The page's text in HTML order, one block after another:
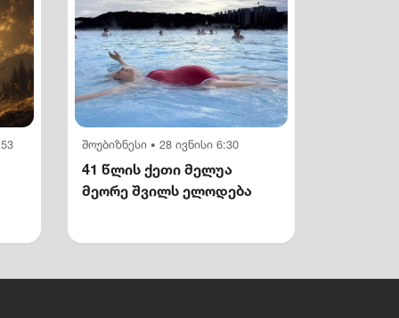
შოუბიზნესი • 28 ივნისი 6:30
41 წლის ქეთი მელუა
მეორე შვილს ელოდება